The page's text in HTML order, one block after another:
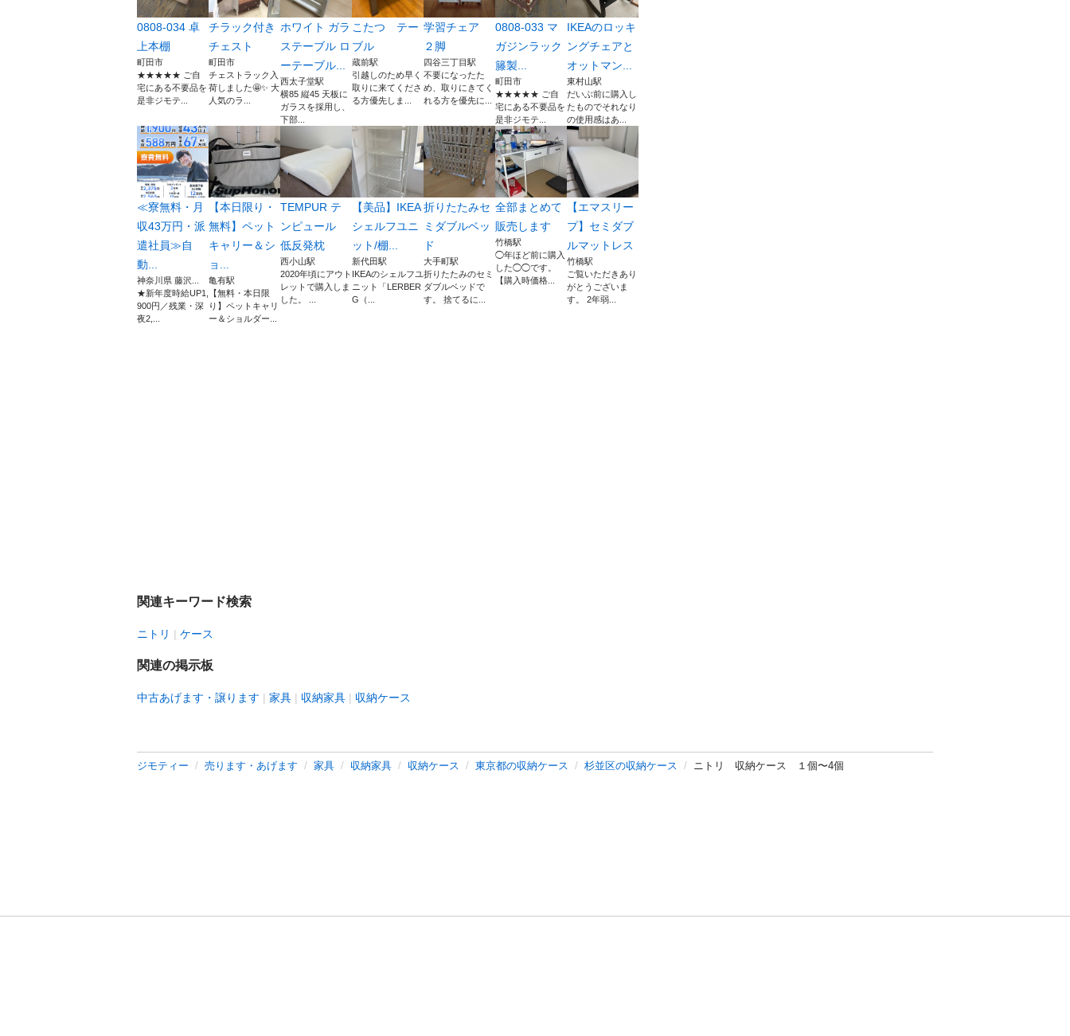
0808-034 卓
上本棚
町田市
★★★★★ ご自
宅にある不要品を
是非ジモテ...
チラック付き
チェスト
町田市
チェストラック入
荷しました🤩✨ 大
人気のラ...
ホワイト ガラ
ステーブル ロ
ーテーブル...
西太子堂駅
横85 縦45 天板に
ガラスを採用し、
下部...
こたつ テー
ブル
蔵前駅
引越しのため早く
取りに来てくださ
る方優先しま...
学習チェア
２脚
四谷三丁目駅
不要になったた
め、取りにきてく
れる方を優先に...
0808-033 マ
ガジンラック
籐製...
町田市
★★★★★ ご自
宅にある不要品を
是非ジモテ...
IKEAのロッキ
ングチェアと
オットマン...
東村山駅
だいぶ前に購入し
たものでそれなり
の使用感はあ...
≪寮無料・月
収43万円・派
遣社員≫自
動...
神奈川県 藤沢...
★新年度時給UP1,
900円／残業・深
夜2,...
【本日限り・
無料】ペット
キャリー＆シ
ョ...
亀有駅
【無料・本日限
り】ペットキャリ
ー＆ショルダー...
TEMPUR テ
ンピュール
低反発枕
西小山駅
2020年頃にアウト
レットで購入しま
した。 ...
【美品】IKEA
シェルフユニ
ット/棚...
新代田駅
IKEAのシェルフユ
ニット「LERBER
G（...
折りたたみセ
ミダブルベッ
ド
大手町駅
折りたたみのセミ
ダブルベッドで
す。 捨てるに...
全部まとめて
販売します
竹橋駅
◯年ほど前に購入
した◯◯です。
【購入時価格...
【エマスリー
プ】セミダブ
ルマットレス
竹橋駅
ご覧いただきあり
がとうございま
す。 2年弱...
関連キーワード検索
ニトリ ケース
関連の掲示板
中古あげます・譲ります 家具 収納家具 収納ケース
ジモティー 売ります・あげます 家具 収納家具 収納ケース 東京都の収納ケース 杉並区の収納ケース ニトリ 収納ケース １個〜4個